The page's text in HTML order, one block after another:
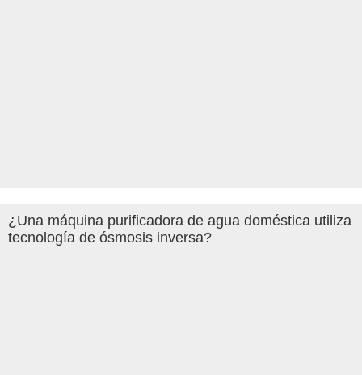
¿Una máquina purificadora de agua doméstica utiliza
tecnología de ósmosis inversa?